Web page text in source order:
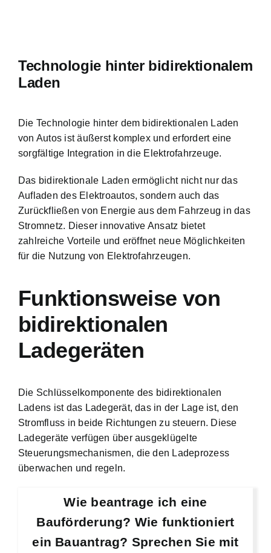
Technologie hinter bidirektionalem
Laden
Die Technologie hinter dem bidirektionalen Laden
von Autos ist äußerst komplex und erfordert eine
sorgfältige Integration in die Elektrofahrzeuge.
Das bidirektionale Laden ermöglicht nicht nur das
Aufladen des Elektroautos, sondern auch das
Zurückfließen von Energie aus dem Fahrzeug in das
Stromnetz. Dieser innovative Ansatz bietet
zahlreiche Vorteile und eröffnet neue Möglichkeiten
für die Nutzung von Elektrofahrzeugen.
Funktionsweise von
bidirektionalen
Ladegeräten
Die Schlüsselkomponente des bidirektionalen
Ladens ist das Ladegerät, das in der Lage ist, den
Stromfluss in beide Richtungen zu steuern. Diese
Ladegeräte verfügen über ausgeklügelte
Steuerungsmechanismen, die den Ladeprozess
überwachen und regeln.
Wie beantrage ich eine
Bauförderung? Wie funktioniert
ein Bauantrag? Sprechen Sie mit